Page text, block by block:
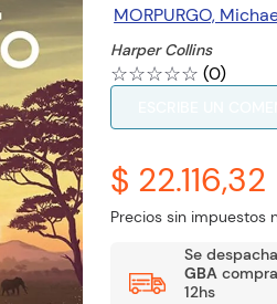
MORPURGO,
Harper Collins
☆☆☆☆☆ (0)
$ 22.116,32
Precios sin impuestos
Se
GBA
12hs